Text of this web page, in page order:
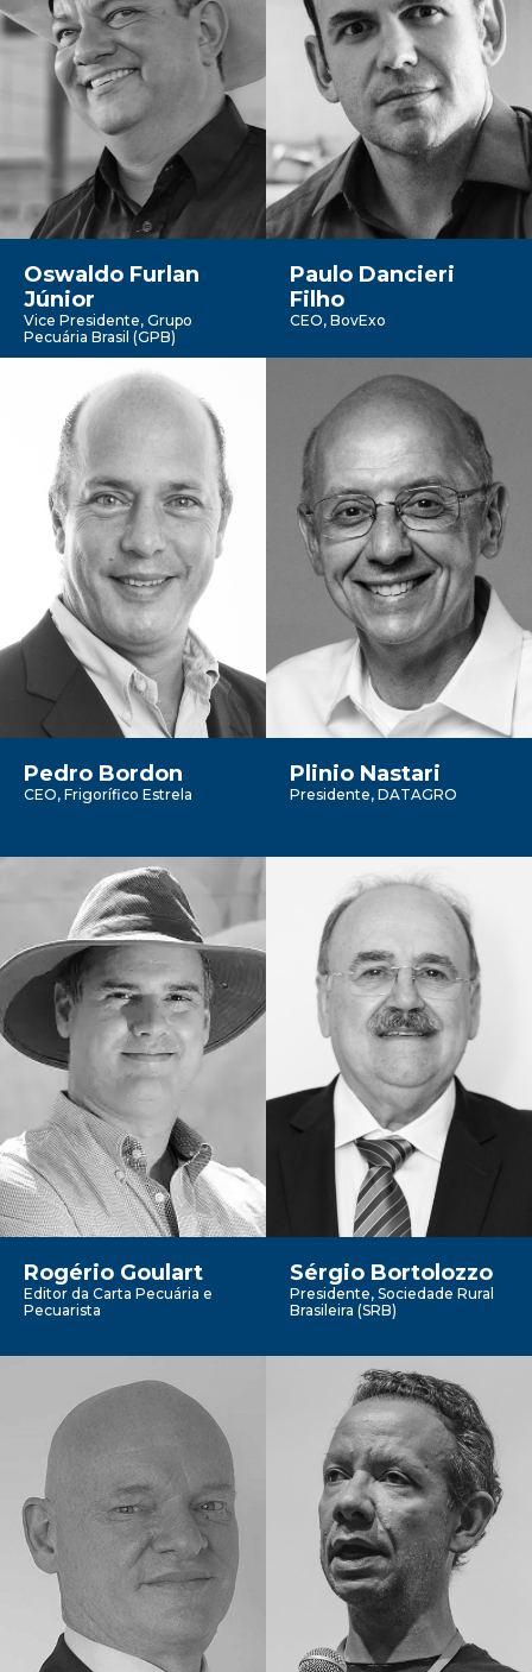
Oswaldo Furlan
Júnior
Vice Presidente, Grupo
Pecuária Brasil (GPB)
Paulo Dancieri
Filho
CEO, BovExo
Pedro Bordon
CEO, Frigorífico Estrela
Plinio Nastari
Presidente, DATAGRO
Rogério Goulart
Editor da Carta Pecuária e
Pecuarista
Sérgio Bortolozzo
Presidente, Sociedade Rural
Brasileira (SRB)